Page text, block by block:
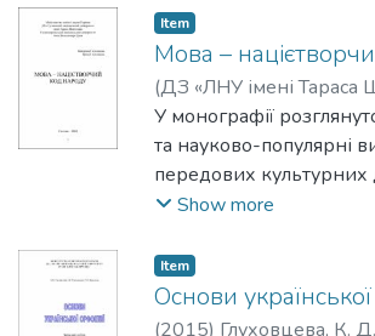
для філологів,
і широкого кола
питаннями
В оформленні
картину Марії
1947.
Item
Мова –
(ДЗ «ЛНУ імені Тараса
2023)Глуховцева, К. Д.
У монографії
та науково-популярні
передових культурних
письменників про мову.
в аспекті змісту
використаних у них
майстерності,
Show more
Item
Основи
(2015) Глуховцева, К. Д.